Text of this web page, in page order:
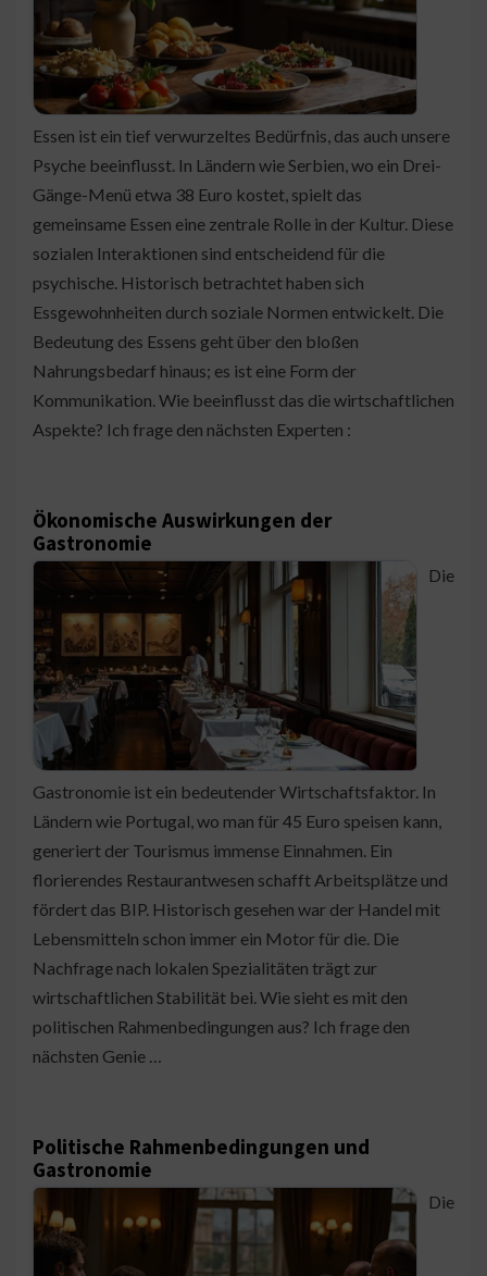
Essen ist ein tief verwurzeltes Bedürfnis, das auch unsere
Psyche beeinflusst. In Ländern wie Serbien, wo ein Drei-
Gänge-Menü etwa 38 Euro kostet, spielt das
gemeinsame Essen eine zentrale Rolle in der Kultur. Diese
sozialen Interaktionen sind entscheidend für die
psychische. Historisch betrachtet haben sich
Essgewohnheiten durch soziale Normen entwickelt. Die
Bedeutung des Essens geht über den bloßen
Nahrungsbedarf hinaus; es ist eine Form der
Kommunikation. Wie beeinflusst das die wirtschaftlichen
Aspekte? Ich frage den nächsten Experten :
Ökonomische Auswirkungen der
Gastronomie
Die
Gastronomie ist ein bedeutender Wirtschaftsfaktor. In
Ländern wie Portugal, wo man für 45 Euro speisen kann,
generiert der Tourismus immense Einnahmen. Ein
florierendes Restaurantwesen schafft Arbeitsplätze und
fördert das BIP. Historisch gesehen war der Handel mit
Lebensmitteln schon immer ein Motor für die. Die
Nachfrage nach lokalen Spezialitäten trägt zur
wirtschaftlichen Stabilität bei. Wie sieht es mit den
politischen Rahmenbedingungen aus? Ich frage den
nächsten Genie …
Politische Rahmenbedingungen und
Gastronomie
Die